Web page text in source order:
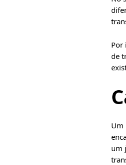
Por
de
Um
um